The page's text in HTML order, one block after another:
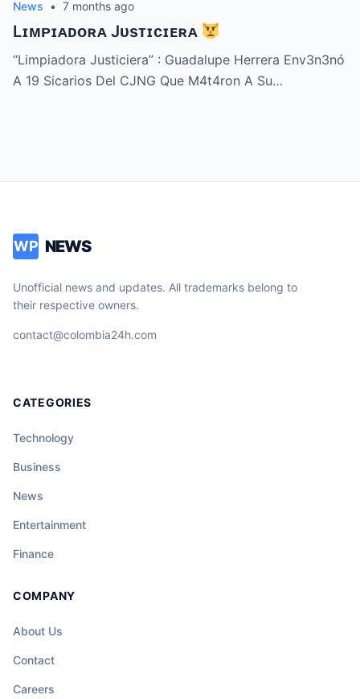
News • 7 months ago
Lɪᴍᴘɪᴀᴅᴏʀᴀ Jᴜsᴛɪᴄɪᴇʀᴀ
“Limpiadora Justiciera” : Guadalupe Herrera Env3n3nó
A 19 Sicarios Del CJNG Que M4t4ron A Su…
WP NEWS
Unofficial news and updates. All trademarks belong to
their respective owners.
contact@colombia24h.com
CATEGORIES
Technology
Business
News
Entertainment
Finance
COMPANY
About Us
Contact
Careers